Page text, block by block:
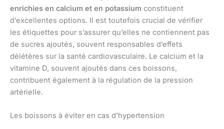
enrichies en calcium et en potassium constituent
d’excellentes options. Il est toutefois crucial de vérifier
les étiquettes pour s’assurer qu’elles ne contiennent pas
de sucres ajoutés, souvent responsables d’effets
délétères sur la santé cardiovasculaire. Le calcium et la
vitamine D, souvent ajoutés dans ces boissons,
contribuent également à la régulation de la pression
artérielle.
Les boissons à éviter en cas d’hypertension